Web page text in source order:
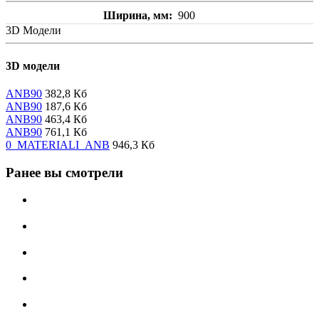
Ширина, мм
900
3D Модели
3D модели
ANB90 382,8 Кб
ANB90 187,6 Кб
ANB90 463,4 Кб
ANB90 761,1 Кб
0_MATERIALI_ANB 946,3 Кб
Ранее вы смотрели